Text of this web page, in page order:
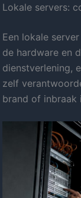
Lokale servers:
Een lokale
de hardware en
dienstverlening,
zelf
brand of inbraak